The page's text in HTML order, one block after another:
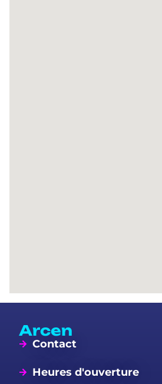
Arcen
Contact
Heures d'ouverture